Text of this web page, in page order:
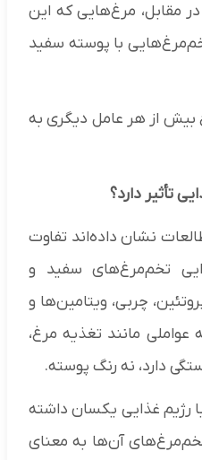
مقابل، مرغ‌هایی که این
با پوسته سفید
از هر عامل دیگری به
تأثیر دارد؟
نشان داده‌اند تفاوت
تخم‌مرغ‌های سفید و
چربی، ویتامین‌ها و
عواملی مانند تغذیه مرغ،
دارد، نه رنگ پوسته.
رژیم غذایی یکسان داشته
آن‌ها به معنای